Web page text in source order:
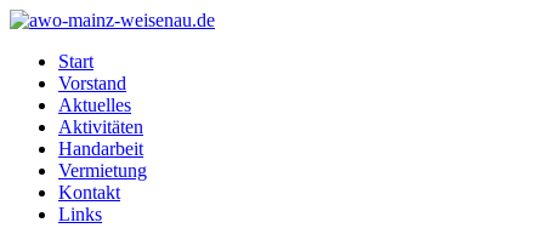
Start
Vorstand
Aktuelles
Aktivitäten
Handarbeit
Vermietung
Kontakt
Links